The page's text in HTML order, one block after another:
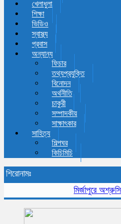
খেলাধুলা
শিক্ষা
ভিডিও
স্বাস্থ্য
প্রবাস
অন্যান্য
ফিচার
তথ্যপ্রযুক্তি
বিনোদন
অর্থনীতি
চাকুরী
সম্পাদকীয়
সাক্ষাৎকার
সাহিত্য
শিল্পঘর
কিচিমিচি
শিরোনামঃ
মির্জাপুরে অশ্রুসিক্ত